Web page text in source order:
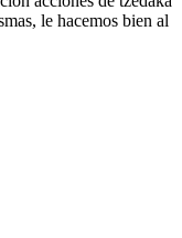
le hacemos bien al